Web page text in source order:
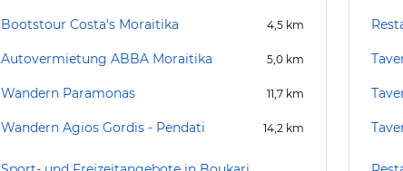
Bootstour Costa's Moraitika 4,5 km
Autovermietung ABBA Moraitika 5,0 km
Wandern Paramonas 11,7 km
Wandern Agios Gordis - Pendati 14,2 km